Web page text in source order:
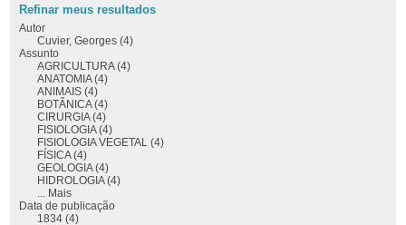
Refinar meus resultados
Autor
Cuvier, Georges (4)
Assunto
AGRICULTURA (4)
ANATOMIA (4)
ANIMAIS (4)
BOTÂNICA (4)
CIRURGIA (4)
FISIOLOGIA (4)
FISIOLOGIA VEGETAL (4)
FÍSICA (4)
GEOLOGIA (4)
HIDROLOGIA (4)
... Mais
Data de publicação
1834 (4)